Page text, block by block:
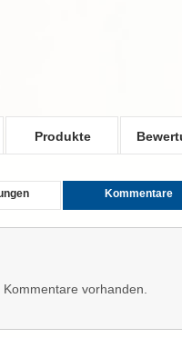
Produkte
Kommentare
vorhanden.